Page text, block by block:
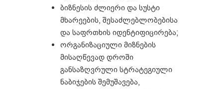
ბიზნესის ძლიერი და სუსტი
მხარეების, შესაძლებლობებისა
და საფრთხის იდენტიფიცირება;
ორგანიზაციული მიზნების
მისაღწევად დროში
განსაზღვრული სტრატეგიული
ნაბიჯების შემუშავება,